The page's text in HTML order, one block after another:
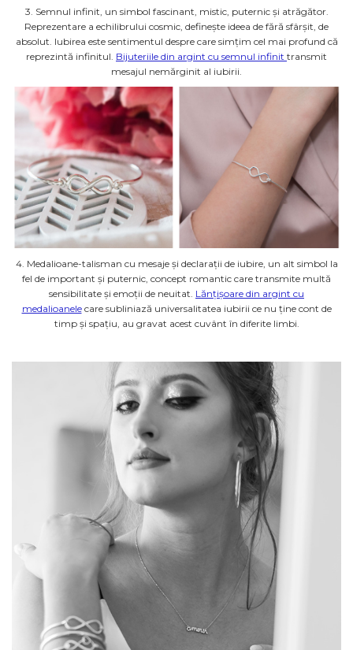
3. Semnul infinit, un simbol fascinant, mistic, puternic și atrăgător.
Reprezentare a echilibrului cosmic, definește ideea de fără sfârșit, de
absolut. Iubirea este sentimentul despre care simțim cel mai profund că
reprezintă infinitul. Bijuteriile din argint cu semnul infinit transmit
mesajul nemărginit al iubirii.
4. Medalioane-talisman cu mesaje și declarații de iubire, un alt simbol la
fel de important și puternic, concept romantic care transmite multă
sensibilitate și emoții de neuitat. Lănțișoare din argint cu
medalioanelecare subliniază universalitatea iubirii ce nu ține cont de
timp și spațiu, au gravat acest cuvânt în diferite limbi.